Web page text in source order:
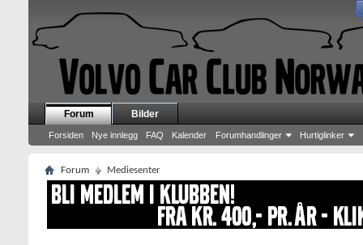
Forum
Forsiden Nye innlegg FAQ Kalender Forumhandlinger Hurtiglinker
Bilder
Forum Mediesenter